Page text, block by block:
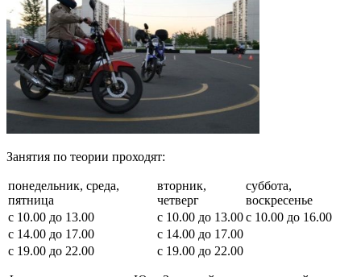
Занятия по теории проходят:
понедельник, среда,
пятница
вторник,
четверг
суббота,
воскресенье
с 10.00 до 13.00
с 10.00 до 13.00с 10.00 до 16.00
с 14.00 до 17.00
с 14.00 до 17.00
с 19.00 до 22.00
с 19.00 до 22.00